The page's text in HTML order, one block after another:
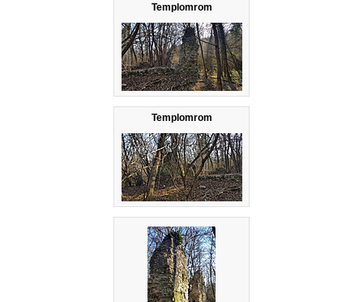
Templomrom
Templomrom